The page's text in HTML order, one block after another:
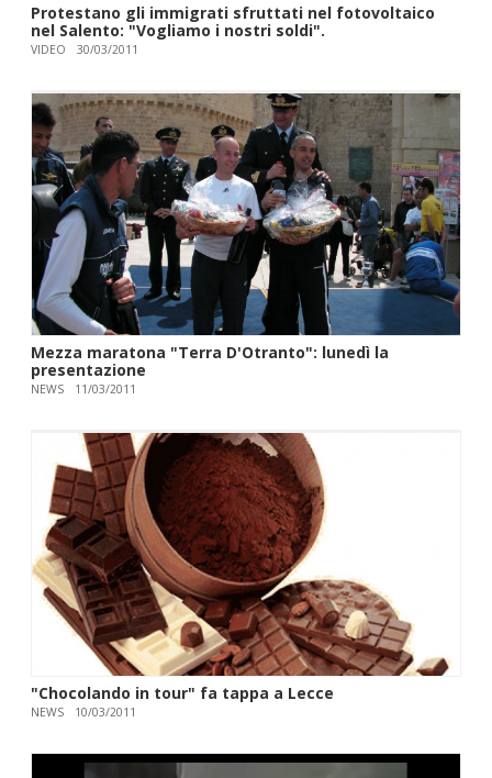
Protestano gli immigrati sfruttati nel fotovoltaico
nel Salento: "Vogliamo i nostri soldi".
VIDEO 30/03/2011
Mezza maratona "Terra D'Otranto": lunedì la
presentazione
NEWS 11/03/2011
"Chocolando in tour" fa tappa a Lecce
NEWS 10/03/2011